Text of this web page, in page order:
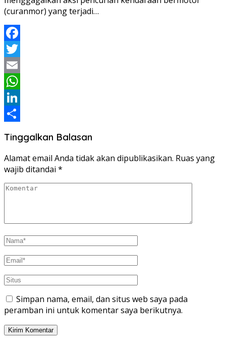
(curanmor) yang terjadi…
Facebook
Twitter
Email
WhatsApp
LinkedIn
Tinggalkan Balasan
Alamat email Anda tidak akan dipublikasikan. Ruas yang
wajib ditandai *
Simpan nama, email, dan situs web saya pada
peramban ini untuk komentar saya berikutnya.